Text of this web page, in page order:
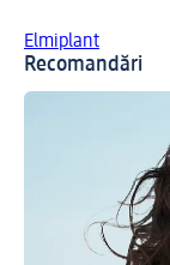
Elmiplant
Recomandări